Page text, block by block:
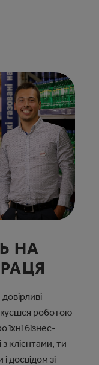
НА
роботою
бізнес-
клієнтами, ти
досвідом зі